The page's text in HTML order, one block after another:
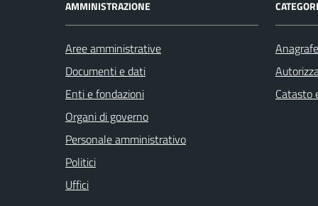
AMMINISTRAZIONE
Aree amministrative
Documenti e dati
Enti e fondazioni
Organi di governo
Personale amministrativo
Politici
Uffici
Catasto